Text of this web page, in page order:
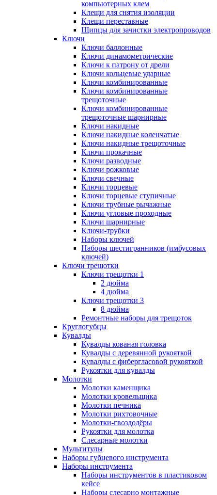
компьютерных клем
Клещи для снятия изоляции
Клещи переставные
Щипцы для зачистки электропроводов
Ключи
Ключи баллонные
Ключи динамометрические
Ключи к патрону от дрели
Ключи кольцевые ударные
Ключи комбинированные
Ключи комбинированные
трещоточные
Ключи комбинированные
трещоточные шарнирные
Ключи накидные
Ключи накидные коленчатые
Ключи накидные трещоточные
Ключи прокачные
Ключи разводные
Ключи рожковые
Ключи свечные
Ключи торцевые
Ключи торцевые ступичные
Ключи трубные рычажные
Ключи угловые проходные
Ключи шарнирные
Ключи-трубки
Наборы ключей
Наборы шестигранников (имбусовых
ключей)
Ключи трещотки
Ключи трещотки 1
2 дюйма
4 дюйма
Ключи трещотки 3
8 дюйма
Ремонтные наборы для трещоток
Круглогубцы
Кувалды
Кувалды кованая головка
Кувалды с деревянной рукояткой
Кувалды с фибергласовой рукояткой
Рукоятки для кувалды
Молотки
Молотки каменщика
Молотки кровельщика
Молотки печника
Молотки рихтовочные
Молотки-гвоздодёры
Рукоятки для молотка
Слесарные молотки
Мультитулы
Наборы губцевого инструмента
Наборы инструмента
Наборы инструментов в пластиковом
кейсе
Наборы слесарно монтажные